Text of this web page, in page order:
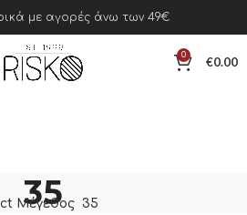
με αγορές άνω των 49€
0 €0.00
35
Μέγεθος 35